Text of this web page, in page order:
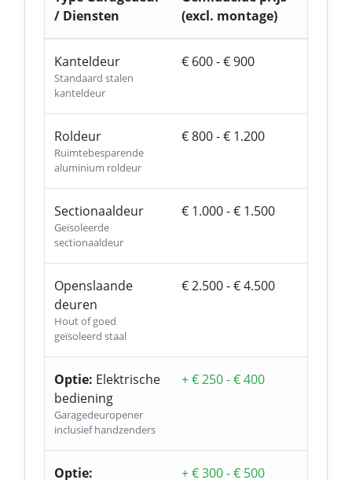
/ Diensten
(excl. montage)
Kanteldeur
Standaard stalen
kanteldeur
€ 600 - € 900
Roldeur
Ruimtebesparende
aluminium roldeur
€ 800 - € 1.200
Sectionaaldeur
Geïsoleerde
sectionaaldeur
€ 1.000 - € 1.500
Openslaande
deuren
Hout of goed
geïsoleerd staal
€ 2.500 - € 4.500
Optie: Elektrische
bediening
Garagedeuropener
inclusief handzenders
+ € 250 - € 400
Optie: + € 300 - € 500